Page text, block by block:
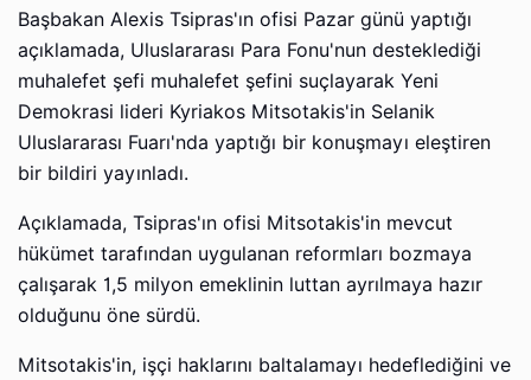
Başbakan Alexis Tsipras'ın ofisi Pazar günü yaptığı
açıklamada, Uluslararası Para Fonu'nun desteklediği
muhalefet şefi muhalefet şefini suçlayarak Yeni
Demokrasi lideri Kyriakos Mitsotakis'in Selanik
Uluslararası Fuarı'nda yaptığı bir konuşmayı eleştiren
bir bildiri yayınladı.
Açıklamada, Tsipras'ın ofisi Mitsotakis'in mevcut
hükümet tarafından uygulanan reformları bozmaya
çalışarak 1,5 milyon emeklinin luttan ayrılmaya hazır
olduğunu öne sürdü.
Mitsotakis'in, işçi haklarını baltalamayı hedeflediğini ve